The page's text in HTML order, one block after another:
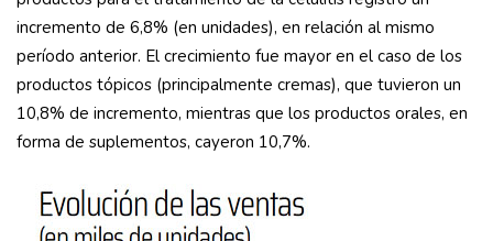
incremento de 6,8% (en unidades), en relación al mismo
período anterior. El crecimiento fue mayor en el caso de los
productos tópicos (principalmente cremas), que tuvieron un
10,8% de incremento, mientras que los productos orales, en
forma de suplementos, cayeron 10,7%.